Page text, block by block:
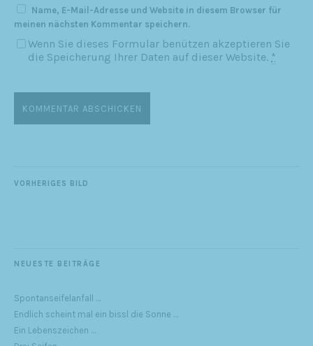
Name, E-Mail-Adresse und Website in diesem Browser für
meinen nächsten Kommentar speichern.
Wenn Sie dieses Formular benützen akzeptieren Sie
die Speicherung Ihrer Daten auf dieser Website. *
VORHERIGES BILD
NEUESTE BEITRÄGE
Spontanseifelanfall …
Endlich scheint mal ein bissl die Sonne …
Ein Lebenszeichen …